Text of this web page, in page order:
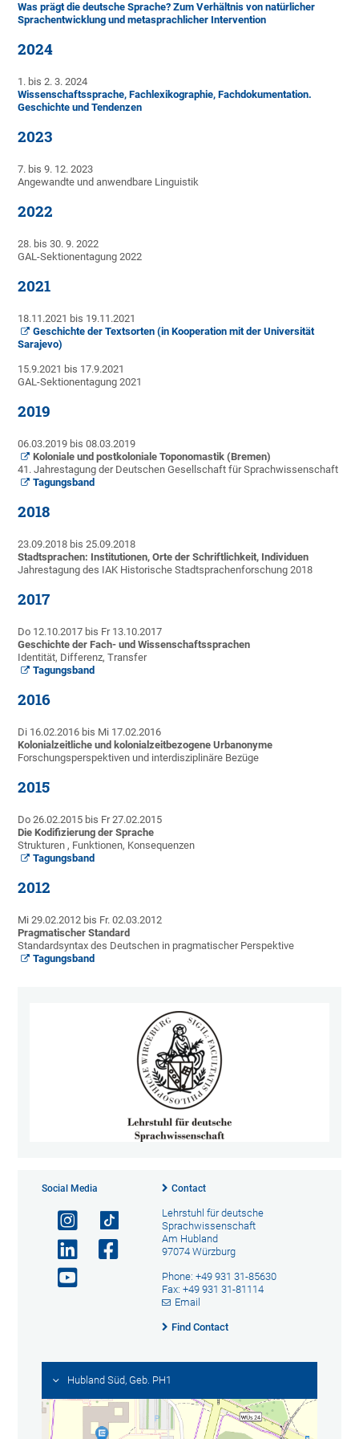
Was prägt die deutsche Sprache? Zum Verhältnis von natürlicher
Sprachentwicklung und metasprachlicher Intervention
2024
1. bis 2. 3. 2024
Wissenschaftssprache, Fachlexikographie, Fachdokumentation.
Geschichte und Tendenzen
2023
7. bis 9. 12. 2023
Angewandte und anwendbare Linguistik
2022
28. bis 30. 9. 2022
GAL-Sektionentagung 2022
2021
18.11.2021 bis 19.11.2021
Geschichte der Textsorten (in Kooperation mit der Universität
Sarajevo)
15.9.2021 bis 17.9.2021
GAL-Sektionentagung 2021
2019
06.03.2019 bis 08.03.2019
Koloniale und postkoloniale Toponomastik (Bremen)
41. Jahrestagung der Deutschen Gesellschaft für Sprachwissenschaft
Tagungsband
2018
23.09.2018 bis 25.09.2018
Stadtsprachen: Institutionen, Orte der Schriftlichkeit, Individuen
Jahrestagung des IAK Historische Stadtsprachenforschung 2018
2017
Do 12.10.2017 bis Fr 13.10.2017
Geschichte der Fach- und Wissenschaftssprachen
Identität, Differenz, Transfer
Tagungsband
2016
Di 16.02.2016 bis Mi 17.02.2016
Kolonialzeitliche und kolonialzeitbezogene Urbanonyme
Forschungsperspektiven und interdisziplinäre Bezüge
2015
Do 26.02.2015 bis Fr 27.02.2015
Die Kodifizierung der Sprache
Strukturen , Funktionen, Konsequenzen
Tagungsband
2012
Mi 29.02.2012 bis Fr. 02.03.2012
Pragmatischer Standard
Standardsyntax des Deutschen in pragmatischer Perspektive
Tagungsband
Social Media Contact
Lehrstuhl für deutsche
Sprachwissenschaft
Am Hubland
97074 Würzburg
Phone: +49 931 31-85630
Fax: +49 931 31-81114
Email
Find Contact
Hubland Süd, Geb. PH1